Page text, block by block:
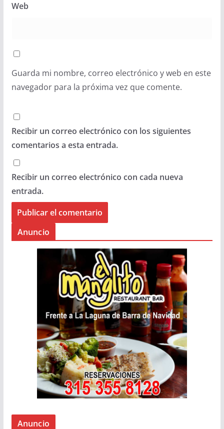
Web
Guarda mi nombre, correo electrónico y web en este
navegador para la próxima vez que comente.
Recibir un correo electrónico con los siguientes
comentarios a esta entrada.
Recibir un correo electrónico con cada nueva
entrada.
Anuncio
Anuncio